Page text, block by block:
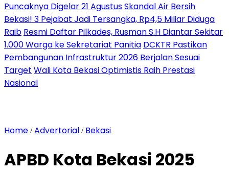
Puncaknya Digelar 21 AgustusSkandal Air Bersih
Bekasi! 3 Pejabat Jadi Tersangka, Rp4,5 Miliar Diduga
Raib Resmi Daftar Pilkades, Rusman S.H Diantar Sekitar
1.000 Warga ke Sekretariat Panitia DCKTR Pastikan
Pembangunan Infrastruktur 2026 Berjalan Sesuai
Target Wali Kota Bekasi Optimistis Raih Prestasi
Nasional
Home /Advertorial / Bekasi
APBD Kota Bekasi 2025